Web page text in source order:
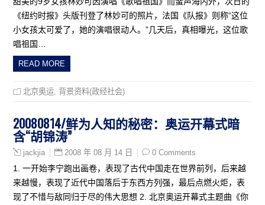
《纽约时报》头版刊登了林妙可的照片，法国《队报》则称“这位
小女孩太可爱了，她的演唱很动人。”几天后，真相曝光，这位歌
唱祖国…
READ MORE
北京奥运 背景资料(政经社会)
20080814/鲜为人知的秘密：奥运开幕式暗
含“胡锦涛”
jackjia 2008 年 08 月 14 日 0 Comments
1. 一开始李宁跑出画卷，表现了古代中国走在世界前列，后来越
来越慢，表现了近代中国落后于东西方列强，最后点燃火炬，表
现了不惜与敌同归于尽的伟大思想 2. 北京奥运开幕式主题曲《你